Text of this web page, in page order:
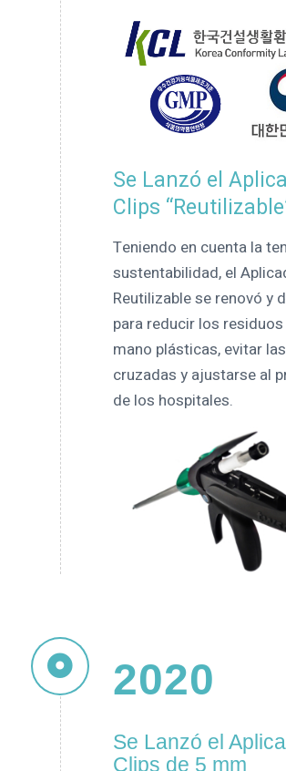
Se Lanzó el
Clips
Teniendo en cuenta la
sustentabilidad, el
Reutilizable se renovó y
para reducir los
mano plásticas, evitar
cruzadas y ajustarse al
de los hospitales.
2020
Se Lanzó el
Clips de 5 mm